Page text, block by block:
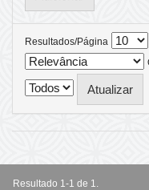
Resultados/Página
Resultado 1-1 de 1.